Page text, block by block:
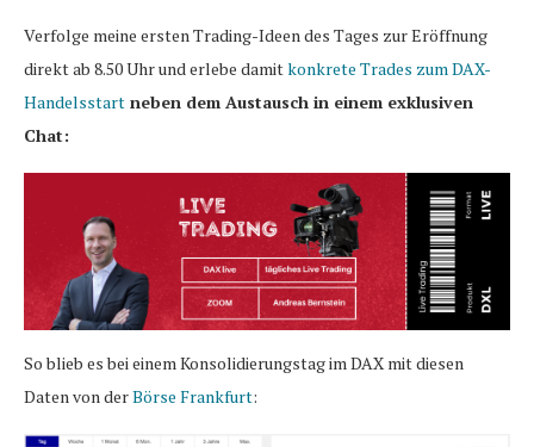
Verfolge meine ersten Trading-Ideen des Tages zur Eröffnung
direkt ab 8.50 Uhr und erlebe damitkonkrete Trades zum DAX-
Handelsstart neben dem Austausch in einem exklusiven
Chat:
So blieb es bei einem Konsolidierungstag im DAX mit diesen
Daten von derBörse Frankfurt: